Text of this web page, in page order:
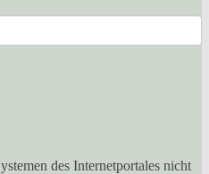
des Internetportales nicht